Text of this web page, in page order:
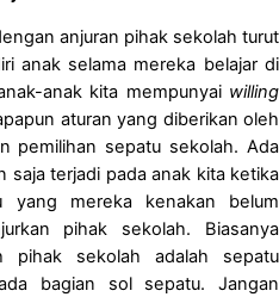
anjuran pihak sekolah turut
anak selama mereka belajar di
anak kita mempunyai willing
aturan yang diberikan oleh
pemilihan sepatu sekolah. Ada
saja terjadi pada anak kita ketika
yang mereka kenakan belum
pihak sekolah. Biasanya
pihak sekolah adalah sepatu
bagian sol sepatu. Jangan